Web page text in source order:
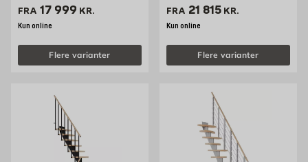
FRA Pris 17999 kr. /stk
17 999 KR.
Kun online
Flere varianter
FRA Pris 21815 kr. /stk
21 815 KR.
Kun online
Flere varianter